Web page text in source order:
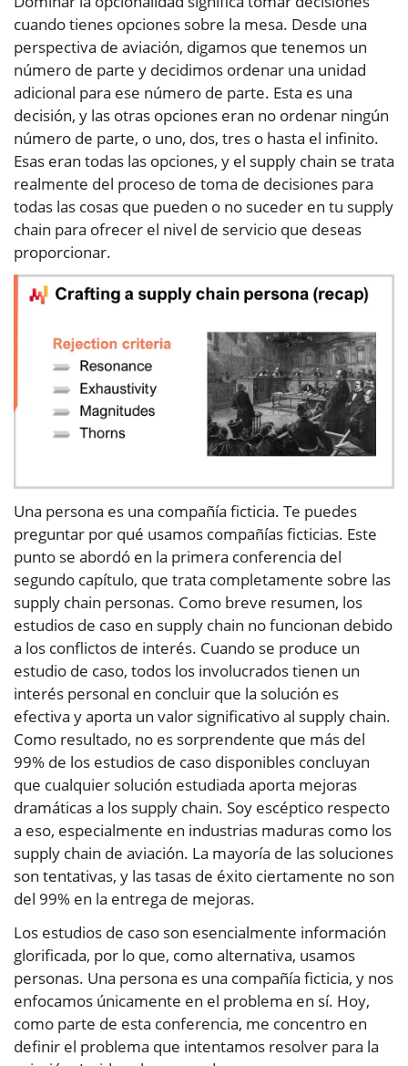
cuando tienes opciones sobre la mesa. Desde una
perspectiva de aviación, digamos que tenemos un
número de parte y decidimos ordenar una unidad
adicional para ese número de parte. Esta es una
decisión, y las otras opciones eran no ordenar ningún
número de parte, o uno, dos, tres o hasta el infinito.
Esas eran todas las opciones, y el supply chain se trata
realmente del proceso de toma de decisiones para
todas las cosas que pueden o no suceder en tu supply
chain para ofrecer el nivel de servicio que deseas
proporcionar.
Una persona es una compañía ficticia. Te puedes
preguntar por qué usamos compañías ficticias. Este
punto se abordó en la primera conferencia del
segundo capítulo, que trata completamente sobre las
supply chain personas. Como breve resumen, los
estudios de caso en supply chain no funcionan debido
a los conflictos de interés. Cuando se produce un
estudio de caso, todos los involucrados tienen un
interés personal en concluir que la solución es
efectiva y aporta un valor significativo al supply chain.
Como resultado, no es sorprendente que más del
99% de los estudios de caso disponibles concluyan
que cualquier solución estudiada aporta mejoras
dramáticas a los supply chain. Soy escéptico respecto
a eso, especialmente en industrias maduras como los
supply chain de aviación. La mayoría de las soluciones
son tentativas, y las tasas de éxito ciertamente no son
del 99% en la entrega de mejoras.
Los estudios de caso son esencialmente información
glorificada, por lo que, como alternativa, usamos
personas. Una persona es una compañía ficticia, y nos
enfocamos únicamente en el problema en sí. Hoy,
como parte de esta conferencia, me concentro en
definir el problema que intentamos resolver para la